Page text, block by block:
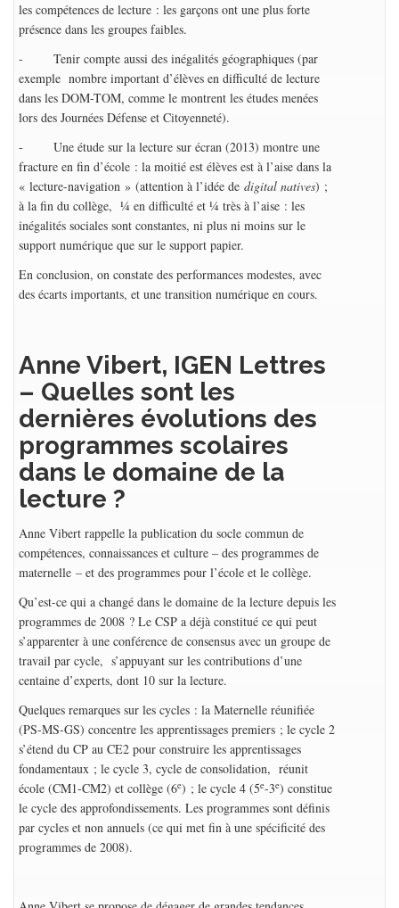
les compétences de lecture : les garçons ont une plus forte
présence dans les groupes faibles.
- Tenir compte aussi des inégalités géographiques (par
exemple nombre important d’élèves en difficulté de lecture
dans les DOM-TOM, comme le montrent les études menées
lors des Journées Défense et Citoyenneté).
- Une étude sur la lecture sur écran (2013) montre une
fracture en fin d’école : la moitié est élèves est à l’aise dans la
« lecture-navigation » (attention à l’idée de digital natives) ;
à la fin du collège, ¼ en difficulté et ¼ très à l’aise : les
inégalités sociales sont constantes, ni plus ni moins sur le
support numérique que sur le support papier.
En conclusion, on constate des performances modestes, avec
des écarts importants, et une transition numérique en cours.
Anne Vibert, IGEN Lettres
– Quelles sont les
dernières évolutions des
programmes scolaires
dans le domaine de la
lecture ?
Anne Vibert rappelle la publication du socle commun de
compétences, connaissances et culture – des programmes de
maternelle – et des programmes pour l’école et le collège.
Qu’est-ce qui a changé dans le domaine de la lecture depuis les
programmes de 2008 ? Le CSP a déjà constitué ce qui peut
s’apparenter à une conférence de consensus avec un groupe de
travail par cycle, s’appuyant sur les contributions d’une
centaine d’experts, dont 10 sur la lecture.
Quelques remarques sur les cycles : la Maternelle réunifiée
(PS-MS-GS) concentre les apprentissages premiers ; le cycle 2
s’étend du CP au CE2 pour construire les apprentissages
fondamentaux ; le cycle 3, cycle de consolidation, réunit
école (CM1-CM2) et collège (6e) ; le cycle 4 (5e-3e) constitue
le cycle des approfondissements. Les programmes sont définis
par cycles et non annuels (ce qui met fin à une spécificité des
programmes de 2008).